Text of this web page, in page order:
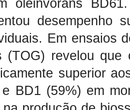
oleinvorans
desempenho
Em ensaios
(TOG) revelou
superior
BD1 (59%) em